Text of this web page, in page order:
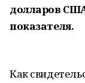
долларов
показателя.
Как